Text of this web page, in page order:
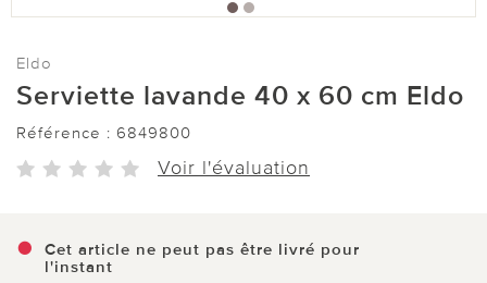
Eldo
Serviette lavande 40 x 60 cm Eldo
Référence : 6849800
Voir l'évaluation
Cet article ne peut pas être livré pour
l'instant